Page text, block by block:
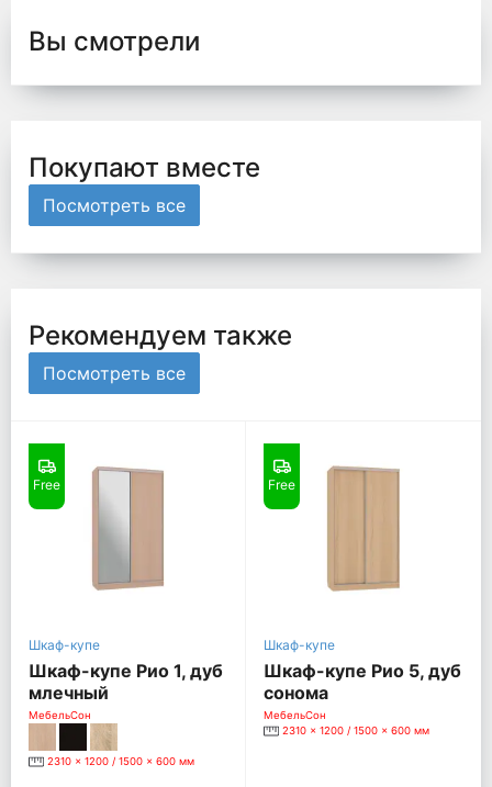
Вы смотрели
Покупают вместе
Посмотреть все
Рекомендуем также
Посмотреть все
Free
Шкаф-купе
Шкаф-купе Рио 1, дуб
млечный
МебельСон
2310 x 1200 / 1500 x 600 мм
Free
Шкаф-купе
Шкаф-купе Рио 5, дуб
сонома
МебельСон
2310 x 1200 / 1500 x 600 мм